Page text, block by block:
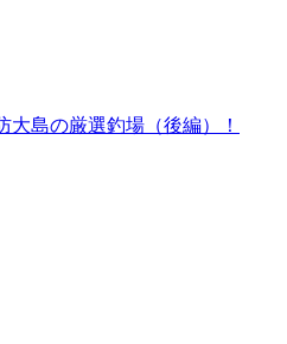
島の厳選釣場（後編）！